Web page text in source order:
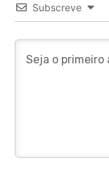
Subscreve